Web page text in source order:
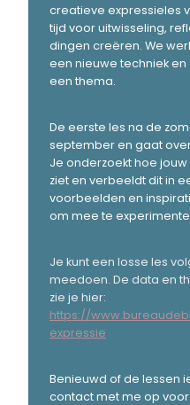
creatieve expressieles
tijd voor uitwisseling,
dingen creëren. We
een nieuwe techniek
een thema.
De eerste les na de
september en gaat over
Je onderzoekt hoe
ziet en verbeeldt dit in
voorbeelden en
om mee te
Je kunt een losse les
meedoen. De data en
zie je hier:
https://
expressie
Benieuwd of de lessen
contact met me op